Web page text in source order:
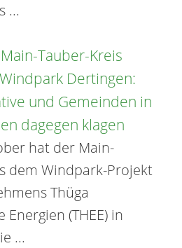
...
Main-Tauber-Kreis
Dertingen:
und Gemeinden in
dagegen klagen
hat der Main-
dem Windpark-Projekt
Thüga
Energien (THEE) in
...